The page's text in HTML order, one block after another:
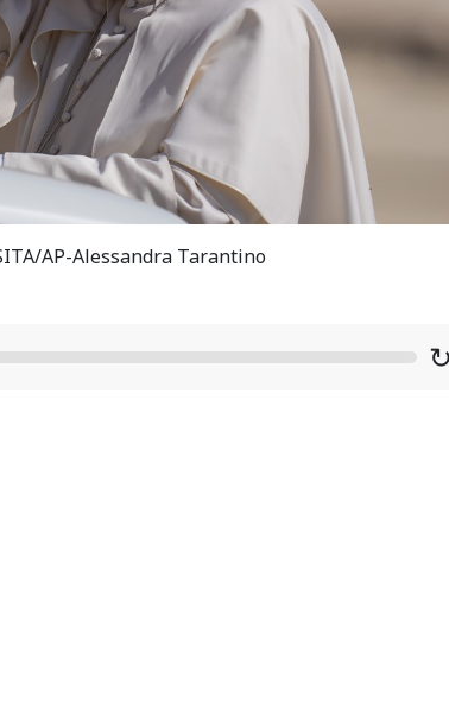
AP-Alessandra Tarantino
↻